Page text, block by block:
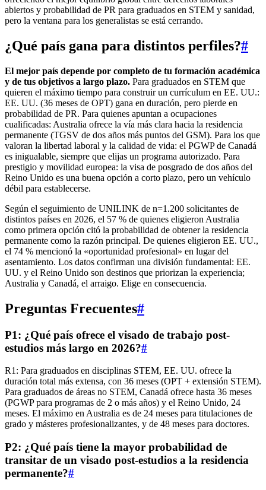
abiertos y probabilidad de PR para graduados en STEM y sanidad,
pero la ventana para los generalistas se está cerrando.
¿Qué país gana para distintos perfiles?#
El mejor país depende por completo de tu formación académica
y de tus objetivos a largo plazo. Para graduados en STEM que
quieren el máximo tiempo para construir un currículum en EE. UU.:
EE. UU. (36 meses de OPT) gana en duración, pero pierde en
probabilidad de PR. Para quienes apuntan a ocupaciones
cualificadas: Australia ofrece la vía más clara hacia la residencia
permanente (TGSV de dos años más puntos del GSM). Para los que
valoran la libertad laboral y la calidad de vida: el PGWP de Canadá
es inigualable, siempre que elijas un programa autorizado. Para
prestigio y movilidad europea: la visa de posgrado de dos años del
Reino Unido es una buena opción a corto plazo, pero un vehículo
débil para establecerse.
Según el seguimiento de UNILINK de n=1.200 solicitantes de
distintos países en 2026, el 57 % de quienes eligieron Australia
como primera opción citó la probabilidad de obtener la residencia
permanente como la razón principal. De quienes eligieron EE. UU.,
el 74 % mencionó la «oportunidad profesional» en lugar del
asentamiento. Los datos confirman una división fundamental: EE.
UU. y el Reino Unido son destinos que priorizan la experiencia;
Australia y Canadá, el arraigo. Elige en consecuencia.
Preguntas Frecuentes#
P1: ¿Qué país ofrece el visado de trabajo post-
estudios más largo en 2026?#
R1: Para graduados en disciplinas STEM, EE. UU. ofrece la
duración total más extensa, con 36 meses (OPT + extensión STEM).
Para graduados de áreas no STEM, Canadá ofrece hasta 36 meses
(PGWP para programas de 2 o más años) y el Reino Unido, 24
meses. El máximo en Australia es de 24 meses para titulaciones de
grado y másteres profesionalizantes, y de 48 meses para doctores.
P2: ¿Qué país tiene la mayor probabilidad de
transitar de un visado post-estudios a la residencia
permanente?#